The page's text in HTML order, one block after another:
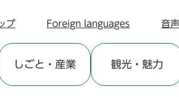
プ Foreign languages 音
しごと ・産業 観光・魅力